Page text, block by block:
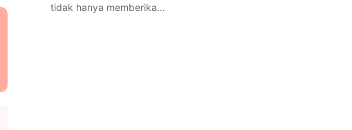
tidak hanya memberika…